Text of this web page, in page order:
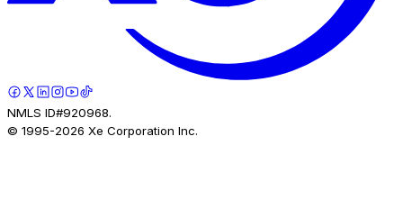
NMLS ID#920968.
© 1995-2026 Xe Corporation Inc.